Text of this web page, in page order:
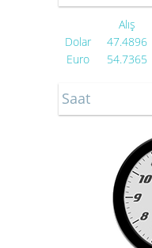
Alış
Dolar
47.4896
Euro
54.7365
Saat